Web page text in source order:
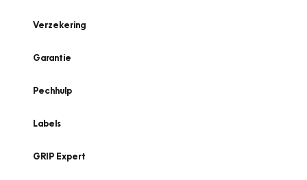
Verzekering
Garantie
Pechhulp
Labels
GRIP Expert